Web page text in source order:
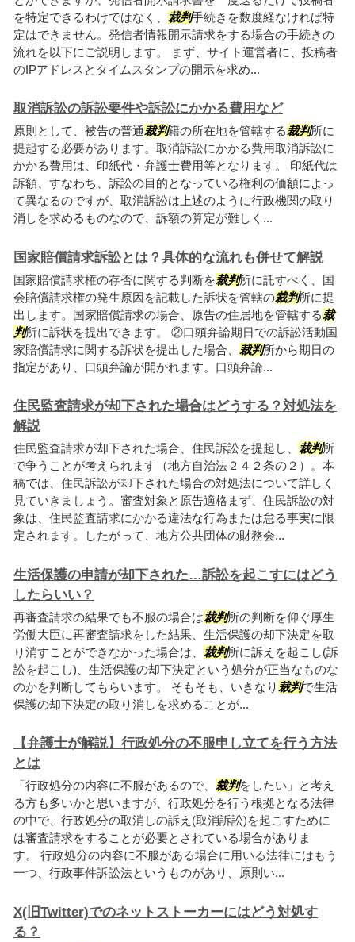
を特定できるわけではなく、 裁判手続きを数度経なければ特
定はできません。発信者情報開示請求をする場合の手続きの
流れを以下にご説明します。 まず、サイト運営者に、投稿者
のIPアドレスとタイムスタンプの開示を求め...
取消訴訟の訴訟要件や訴訟にかかる費用など
原則として、被告の普通裁判籍の所在地を管轄する裁判所に
提起する必要があります。取消訴訟にかかる費用取消訴訟に
かかる費用は、印紙代・弁護士費用等となります。 印紙代は
訴額、すなわち、訴訟の目的となっている権利の価額によっ
て異なるのですが、取消訴訟は上述のように行政機関の取り
消しを求めるものなので、訴額の算定が難しく...
国家賠償請求訴訟とは？具体的な流れも併せて解説
国家賠償請求権の存否に関する判断を裁判所に託すべく、国
会賠償請求権の発生原因を記載した訴状を管轄の裁判所に提
出します。国家賠償請求の場合、原告の住居地を管轄する裁
判所に訴状を提出できます。 ②口頭弁論期日での訴訟活動国
家賠償請求に関する訴状を提出した場合、 裁判所から期日の
指定があり、口頭弁論が開かれます。口頭弁論...
住民監査請求が却下された場合はどうする？対処法を
解説
住民監査請求が却下された場合、住民訴訟を提起し、 裁判所
で争うことが考えられます（地方自治法２４２条の２）。本
稿では、住民訴訟が却下された場合の対処法について詳しく
見ていきましょう。審査対象と原告適格まず、住民訴訟の対
象は、住民監査請求にかかる違法な行為または怠る事実に限
定されます。したがって、地方公共団体の財務会...
生活保護の申請が却下された…訴訟を起こすにはどう
したらいい？
再審査請求の結果でも不服の場合は裁判所の判断を仰ぐ厚生
労働大臣に再審査請求をした結果、生活保護の却下決定を取
り消すことができなかった場合は、 裁判所に訴えを起こし(訴
訟を起こし)、生活保護の却下決定という処分が正当なものな
のかを判断してもらいます。 そもそも、いきなり 裁判で生活
保護の却下決定の取り消しを求めることが...
【弁護士が解説】行政処分の不服申し立てを行う方法
とは
「行政処分の内容に不服があるので、 裁判をしたい」と考え
る方も多いかと思いますが、行政処分を行う根拠となる法律
の中で、行政処分の取消しの訴え(取消訴訟)を起こすために
は審査請求をすることが必要とされている場合がありま
す。 行政処分の内容に不服がある場合に用いる法律にはもう
一つ、行政事件訴訟法というものがあり、原則い...
X(旧Twitter)でのネットストーカーにはどう対処す
る？